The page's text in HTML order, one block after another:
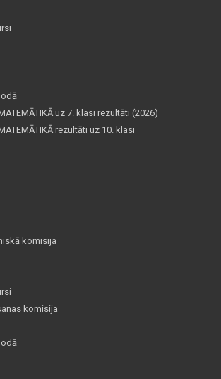
uz 7. klasi rezultāti (2026)
rezultāti uz 10. klasi
komisija
komisija